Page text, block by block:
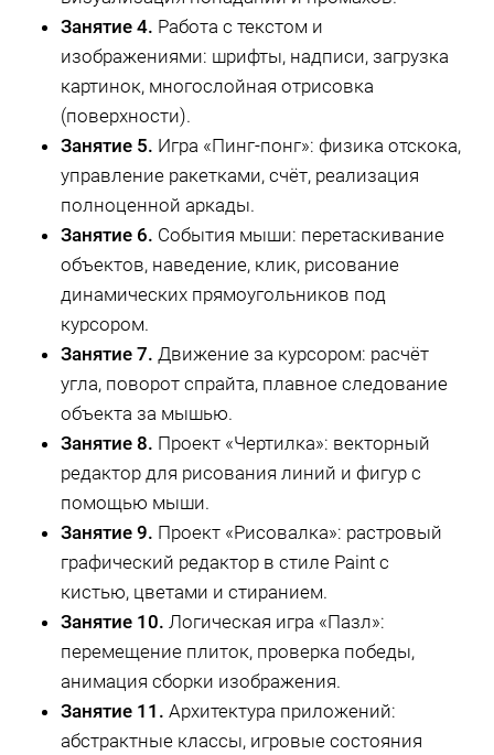
Занятие 4. Работа с текстом и
изображениями: шрифты, надписи, загрузка
картинок, многослойная отрисовка
(поверхности).
Занятие 5. Игра «Пинг-понг»: физика отскока,
управление ракетками, счёт, реализация
полноценной аркады.
Занятие 6. События мыши: перетаскивание
объектов, наведение, клик, рисование
динамических прямоугольников под
курсором.
Занятие 7. Движение за курсором: расчёт
угла, поворот спрайта, плавное следование
объекта за мышью.
Занятие 8. Проект «Чертилка»: векторный
редактор для рисования линий и фигур с
помощью мыши.
Занятие 9. Проект «Рисовалка»: растровый
графический редактор в стиле Paint с
кистью, цветами и стиранием.
Занятие 10. Логическая игра «Пазл»:
перемещение плиток, проверка победы,
анимация сборки изображения.
Занятие 11. Архитектура приложений:
абстрактные классы, игровые состояния